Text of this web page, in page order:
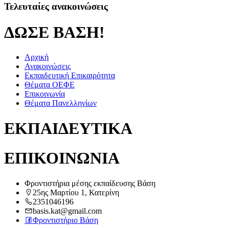
Τελευταίες ανακοινώσεις
ΔΩΣΕ ΒΑΣΗ!
Αρχική
Ανακοινώσεις
Εκπαιδευτική Επικαιρότητα
Θέματα ΟΕΦΕ
Επικοινωνία
Θέματα Πανελληνίων
ΕΚΠΑΙΔΕΥΤΙΚΑ
ΕΠΙΚΟΙΝΩΝΙΑ
Φροντιστήρια μέσης εκπαίδευσης Βάση
25ης Μαρτίου 1, Κατερίνη
2351046196
basis.kat@gmail.com
Φροντιστήριο Βάση